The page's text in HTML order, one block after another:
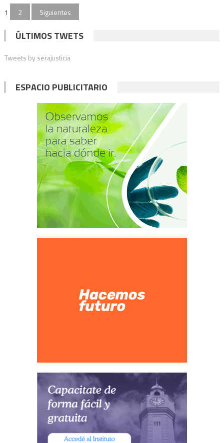
Paginación
de
entradas
1 2 Siguientes
ÚLTIMOS TWETS
Tweets by serajusticia
ESPACIO PUBLICITARIO